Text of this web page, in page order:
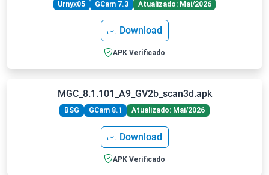
Urnyx05 GCam 7.3 Atualizado: Mai/2026
Download
APK Verificado
MGC_8.1.101_A9_GV2b_scan3d.apk
BSG GCam 8.1 Atualizado: Mai/2026
Download
APK Verificado